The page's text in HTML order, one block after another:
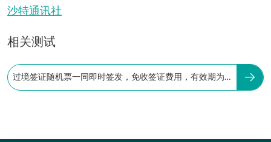
沙特通讯社
相关测试
过境签证随机票一同即时签发，免收签证费用，有效期为 3